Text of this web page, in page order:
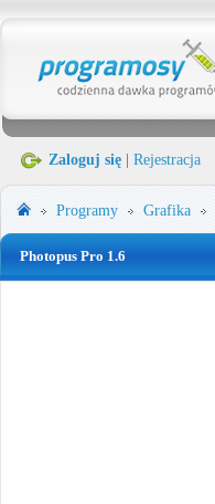
Zaloguj się Rejestracja
Programy Grafika
Photopus Pro 1.6